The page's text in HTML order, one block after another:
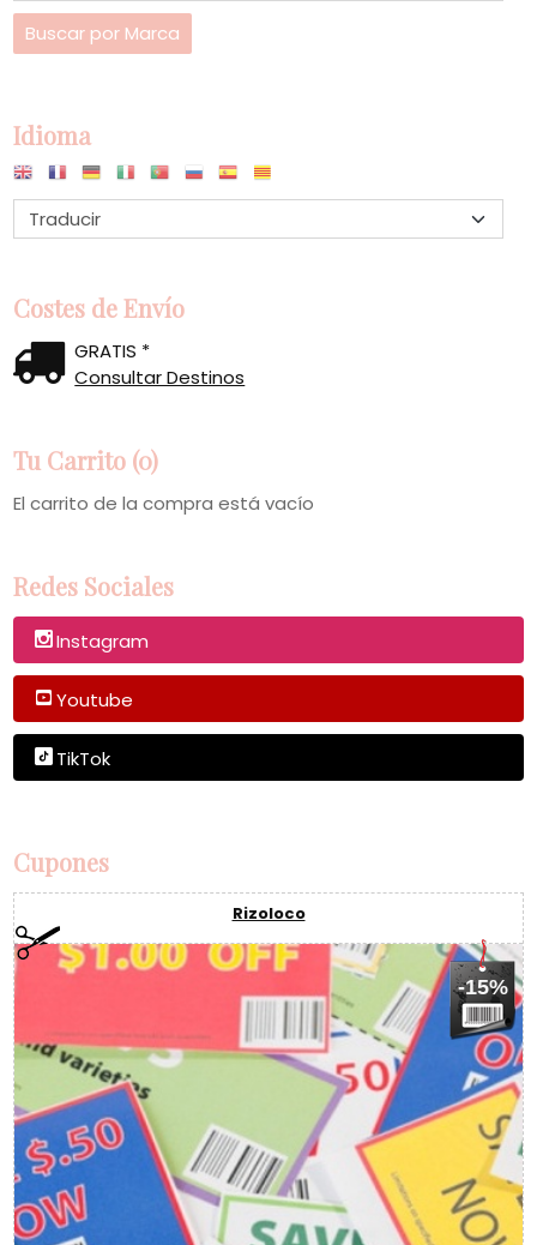
Idioma
Costes de Envío
GRATIS *
Consultar Destinos
Tu Carrito (0)
El carrito de la compra está vacío
Redes Sociales
Instagram
Youtube
TikTok
Cupones
Rizoloco
-15%